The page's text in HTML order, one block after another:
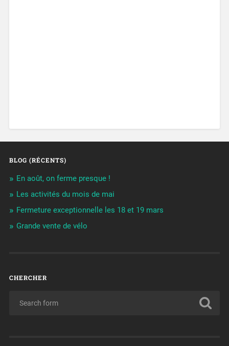
BLOG (RÉCENTS)
En août, on ferme presque !
Les activités du mois de mai
Fermeture exceptionnelle les 18 et 19 mars
Grande vente de vélo
CHERCHER